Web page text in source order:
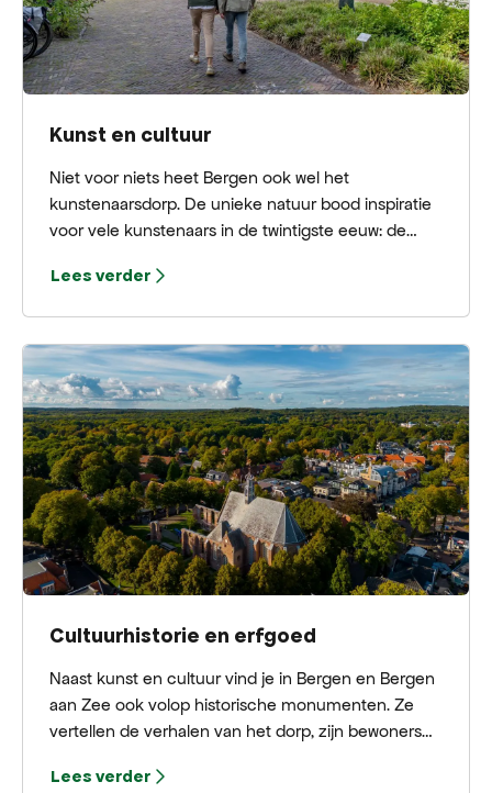
Kunst en cultuur
Niet voor niets heet Bergen ook wel het
kunstenaarsdorp. De unieke natuur bood inspiratie
voor vele kunstenaars in de twintigste eeuw: de
en cultuur.
Lees verder
Cultuurhistorie en erfgoed
Naast kunst en cultuur vind je in Bergen en Bergen
aan Zee ook volop historische monumenten. Ze
vertellen de verhalen van het dorp, zijn bewoners
buitenplaatsen ontdek je telkens een stukje
Lees verder